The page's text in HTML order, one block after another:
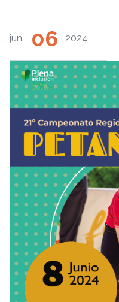
jun. 06 2024